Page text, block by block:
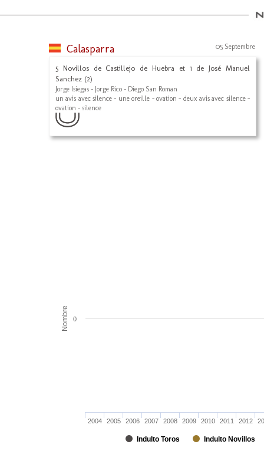
Calasparra 05 Septembre
5 Novillos de Castillejo de Huebra et 1 de José Manuel
Sanchez (2)
Jorge Isiegas - Jorge Rico - Diego San Roman
un avis avec silence - une oreille - ovation - deux avis avec silence -
ovation - silence
Nombre
Indulto Toros Indulto Novillos
2004 2005 2006 2007 2008 2009 2010 2011 2012
0